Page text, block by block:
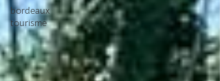
bordeaux
tourisme